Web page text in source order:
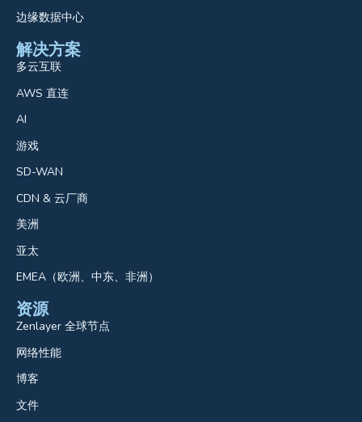
边缘数据中心
解决方案
多云互联
AWS 直连
AI
游戏
SD-WAN
CDN & 云厂商
美洲
亚太
EMEA（欧洲、中东、非洲）
资源
Zenlayer 全球节点
网络性能
博客
文件